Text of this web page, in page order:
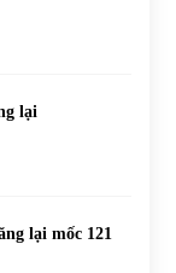
lại
lại mốc 121